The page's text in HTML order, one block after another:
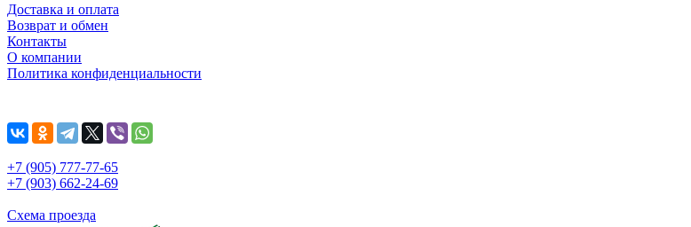
Доставка и оплата
Возврат и обмен
Контакты
О компании
Политика конфиденциальности
+7 (905) 777-77-65
+7 (903) 662-24-69
Схема проезда